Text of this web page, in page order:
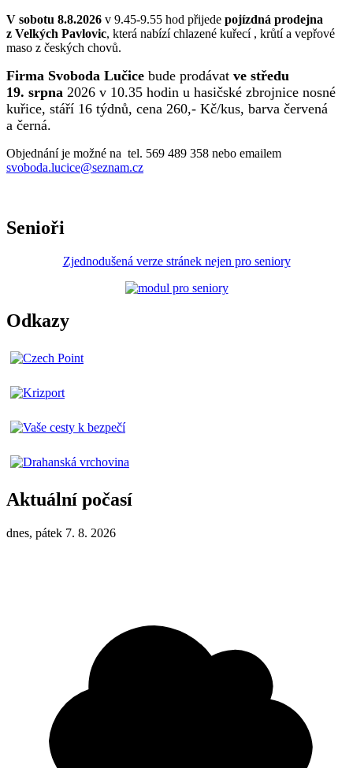
V sobotu 8.8.2026 v 9.45-9.55 hod přijede pojízdná prodejna
z Velkých Pavlovic, která nabízí chlazené kuřecí , krůtí a vepřové
maso z českých chovů.
Firma Svoboda Lučice bude prodávat ve středu
19. srpna 2026 v 10.35 hodin u hasičské zbrojnice nosné
kuřice, stáří 16 týdnů, cena 260,- Kč/kus, barva červená
a černá.
Objednání je možné na tel. 569 489 358 nebo emailem
svoboda.lucice@seznam.cz
Senioři
Zjednodušená verze stránek nejen pro seniory
Odkazy
Aktuální počasí
dnes, pátek 7. 8. 2026